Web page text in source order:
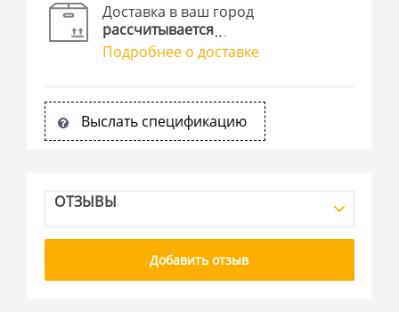
Доставка в ваш город
рассчитывается
Подробнее о доставке
Выслать спецификацию
ОТЗЫВЫ
Добавить отзыв